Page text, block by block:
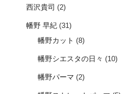
西沢貴司 (2)
幡野 早紀 (31)
幡野カット (8)
幡野シエスタの日々 (10)
幡野パーマ (2)